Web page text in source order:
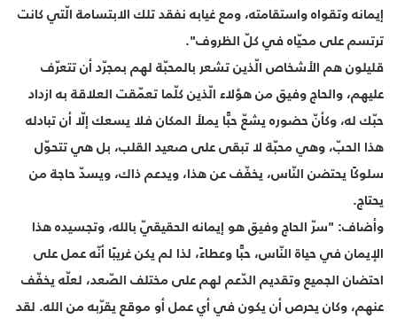
إيمانه وتقواه واستقامته، ومع غيابه نفقد تلك الابتسامة الّتي كانت
ترتسم على محيّاه في كلّ الظروف".
قليلون هم الأشخاص الّذين تشعر بالمحبّة لهم بمجرّد أن تتعرّف
عليهم، والحاج وفيق من هؤلاء الّذين كلّما تعمّقت العلاقة به ازداد
حبّك له، وكأنّ حضوره يشعّ حبًّا يملأ المكان فلا يسعك إلّا أن تبادله
هذا الحبّ، وهي محبّة لا تبقى على صعيد القلب، بل هي تتحوّل
سلوكًا يحتضن النّاس، يخفّف عن هذا، ويدعم ذاك، ويسدّ حاجة من
يحتاج.
وأضاف: "سرّ الحاج وفيق هو إيمانه الحقيقيّ بالله، وتجسيده هذا
الإيمان في حياة النّاس، حبًّا وعطاءً، لذا لم يكن غريبًا أنّه عمل على
احتضان الجميع وتقديم الدّعم لهم على مختلف الصّعد، لعلّه يخفّف
عنهم، وكان يحرص أن يكون في أي عمل أو موقع يقرّبه من الله. لقد